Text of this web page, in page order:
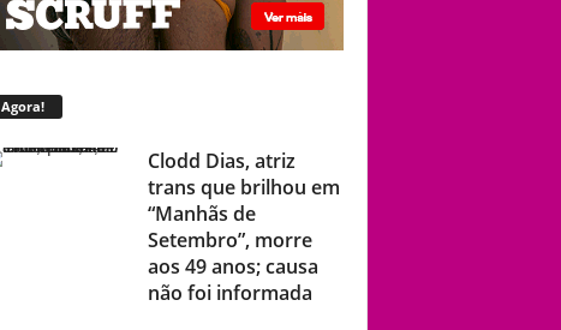
Agora!
Clodd Dias, atriz
trans que brilhou em
“Manhãs de
Setembro”, morre
aos 49 anos; causa
não foi informada